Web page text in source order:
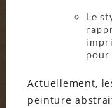
Le
pour
Actuellement,
peinture